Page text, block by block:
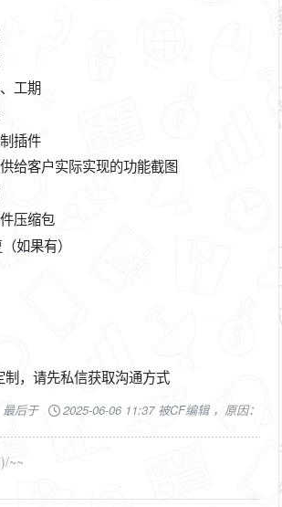
工期
插件
给客户实际实现的功能截图
压缩包
如果有）
，请先私信获取沟通方式
最后于 2025-06-06 11:37 被CF编辑 ，原因：
~~